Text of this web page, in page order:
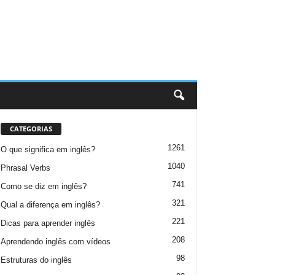
CATEGORIAS
O que significa em inglês? 1261
Phrasal Verbs 1040
Como se diz em inglês? 741
Qual a diferença em inglês? 321
Dicas para aprender inglês 221
Aprendendo inglês com vídeos 208
Estruturas do inglês 98